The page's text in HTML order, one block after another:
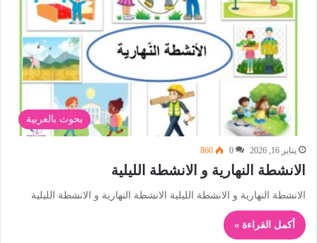
بحوث بالعربية
يناير 16, 2026 0
860
الانشطة النهارية و الانشطة الليلية
الانشطة النهارية و الانشطة الليلية الانشطة النهارية و الانشطة الليلية
أكمل القراءة »